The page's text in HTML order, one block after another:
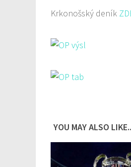
Krkonošský deník
YOU MAY ALSO